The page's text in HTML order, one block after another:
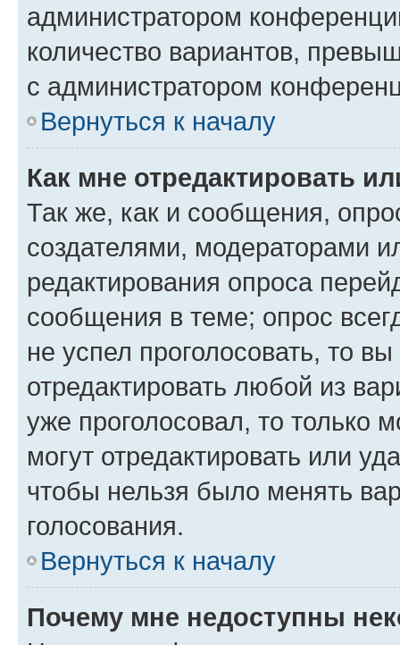
администратором
количество вариантов,
с администратором
Вернуться к началу
Как мне отредактировать
Так же, как и сообщения,
создателями, модераторами
редактирования опроса
сообщения в теме; опрос
не успел проголосовать, то
отредактировать любой из
уже проголосовал, то только
могут отредактировать или
чтобы нельзя было менять
голосования.
Вернуться к началу
Почему мне недоступны